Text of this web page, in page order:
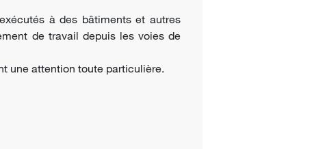
à des bâtiments et autres
de travail depuis les voies de
une attention toute particulière.